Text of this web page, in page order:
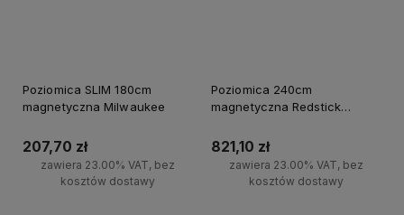
Poziomica SLIM 180cm
magnetyczna Milwaukee
207,70 zł
zawiera 23.00% VAT, bez
kosztów dostawy
Poziomica 240cm
magnetyczna Redstick
821,10 zł
zawiera 23.00% VAT, bez
kosztów dostawy